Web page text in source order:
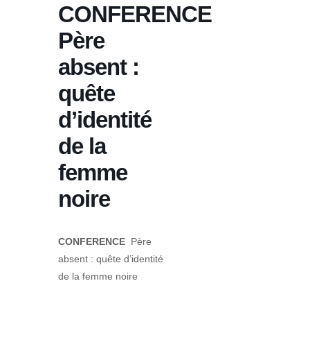
CONFERENCE
Père
absent :
quête
d’identité
de la
femme
noire
CONFERENCE Père
absent : quête d’identité
de la femme noire